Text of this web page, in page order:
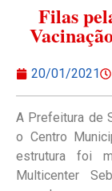
Filas
20/01/2021
A Prefeitura de
o Centro
estrutura foi
Multicenter